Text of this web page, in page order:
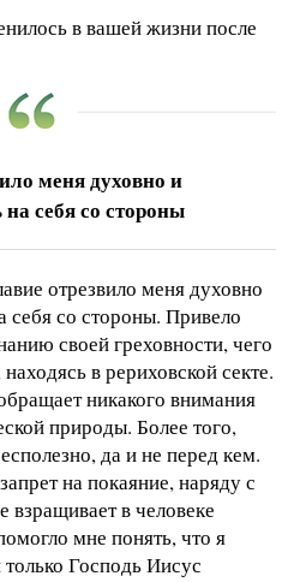
в вашей жизни после
меня духовно и
себя со стороны
отрезвило меня духовно
себя со стороны. Привело
своей греховности, чего
в рериховской секте.
никакого внимания
природы. Более того,
да и не перед кем.
на покаяние, наряду с
взращивает в человеке
мне понять, что я
Господь Иисус